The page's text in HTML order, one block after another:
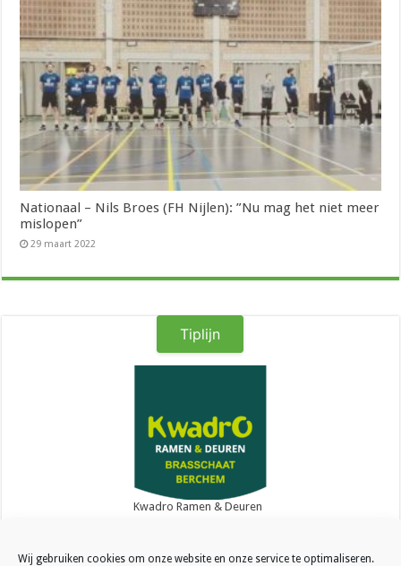
Wij gebruiken cookies om onze website en onze service te optimaliseren.
Nationaal – Nils Broes (FH Nijlen): ”Nu mag het niet meer
mislopen”
29 maart 2022
Tiplijn
Kwadro Ramen & Deuren